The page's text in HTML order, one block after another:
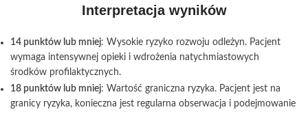
Interpretacja wyników
14 punktów lub mniej: Wysokie ryzyko rozwoju odleżyn. Pacjent
wymaga intensywnej opieki i wdrożenia natychmiastowych
środków profilaktycznych.
18 punktów lub mniej: Wartość graniczna ryzyka. Pacjent jest na
granicy ryzyka, konieczna jest regularna obserwacja i podejmowanie